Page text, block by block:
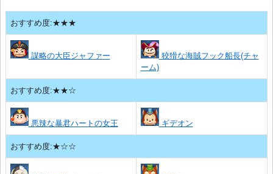
おすすめ度:★★★
謀略の大臣ジャファー
狡猾な海賊フック船長(チャ
ーム)
おすすめ度:★★☆
悪辣な暴君ハートの女王 ギデオン
おすすめ度:★☆☆